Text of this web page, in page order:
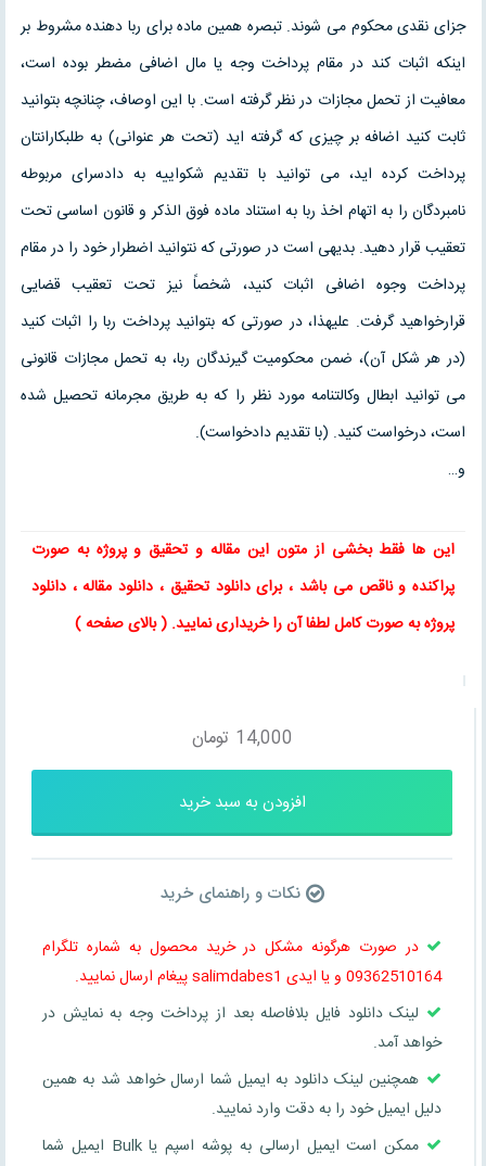
جزای نقدی محکوم می شوند. تبصره همین ماده برای ربا دهنده مشروط بر
اینکه اثبات کند در مقام پرداخت وجه یا مال اضافی مضطر بوده است،
معافیت از تحمل مجازات در نظر گرفته است. با این اوصاف، چنانچه بتوانید
ثابت کنید اضافه بر چیزی که گرفته اید (تحت هر عنوانی) به طلبکارانتان
پرداخت کرده اید، می توانید با تقدیم شکواییه به دادسرای مربوطه
نامبردگان را به اتهام اخذ ربا به استناد ماده فوق الذکر و قانون اساسی تحت
تعقیب قرار دهید. بدیهی است در صورتی که نتوانید اضطرار خود را در مقام
پرداخت وجوه اضافی اثبات کنید، شخصاً نیز تحت تعقیب قضایی
قرارخواهید گرفت. علیهذا، در صورتی که بتوانید پرداخت ربا را اثبات کنید
(در هر شکل آن)، ضمن محکومیت گیرندگان ربا، به تحمل مجازات قانونی
می توانید ابطال وکالتنامه مورد نظر را که به طریق مجرمانه تحصیل شده
است، درخواست کنید. (با تقدیم دادخواست).
و…
این ها فقط بخشی از متون این مقالهو تحقیق و پروژه به صورت
پراکنده و ناقص می باشد ، برای دانلود تحقیق ، دانلود مقاله، دانلود
پروژه به صورت کامل لطفا آن را خریداری نمایید. ( بالای صفحه )
14,000 تومان
افزودن به سبد خرید
نکات و راهنمای خرید
در صورت هرگونه مشکل در خرید محصول به شماره تلگرام
09362510164 و یا ایدی salimdabes1 پیغام ارسال نمایید.
لینک دانلود فایل بلافاصله بعد از پرداخت وجه به نمایش در
خواهد آمد.
همچنین لینک دانلود به ایمیل شما ارسال خواهد شد به همین
دلیل ایمیل خود را به دقت وارد نمایید.
ممکن است ایمیل ارسالی به پوشه اسپم یا Bulk ایمیل شما